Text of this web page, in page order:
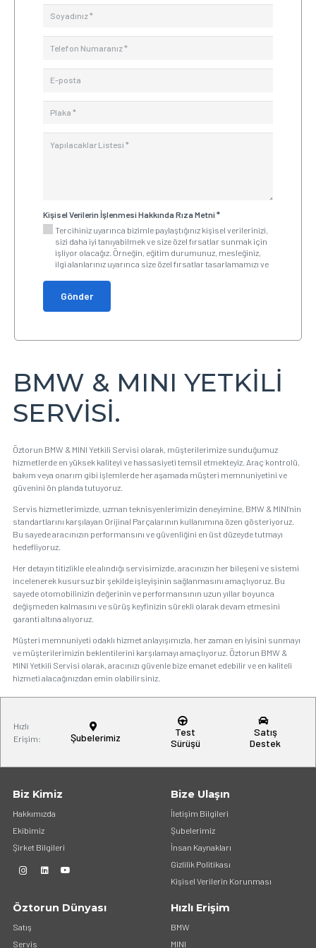
Kişisel Verilerin İşlenmesi Hakkında Rıza Metni *
Tercihiniz uyarınca bizimle paylaştığınız kişisel verilerinizi,
sizi daha iyi tanıyabilmek ve size özel fırsatlar sunmak için
işliyor olacağız. Örneğin, eğitim durumunuz, mesleğiniz,
ilgi alanlarınız uyarınca size özel fırsatlar tasarlamamızı ve
fırsat/hizmetlerden yararlanmanızı sağlıyoruz. Bizimle bu
kapsamdaki kişisel verilerinizi paylaşmak zorunda
olmadığınızın belirtmek isteriz. Kişisel verilerinizi aşağıda
İstenen Kişisel Veriler: Ürün/hizmetlerimize ilişkin tercih,
bilgileriniz; satın alınan ürün, hizmet süreçlerinde veya
anket ve kampanyalarımızda sağladığınız pazarlama
bilgileriniz; mesleğiniz; medeni durumunuz, eğitim
durumunuz; kimlik ve iletişim bilgileriniz, bize sağladığınız
kişisel verilerinizin analizi sonucunda elde edilen
kişiselleştirmek; profilleme, segmentasyon ve pazarlama
analizleri süreçlerini yürütmek; müşterilerimizin ihtiyaç,
tercih ve ilgi alanlarını anlamak; müşterilerimizin
ihtiyaçlarına, tercihlerine ve ilgi alanlarına uygun
belirlemek ve pazarlama faaliyetlerimizin etkinliğini
ölçmek. - Verilerin Faaliyet Kapsamında Aktarılacağı
Taraflar: Yukarıdaki aynı amaçları gerçekleştirebilmek için
destek ve hizmet aldığımız tedarikçiler, iş ortaklarımız,
Gönder
BMW & MINI YETKİLİ
SERVİSİ.
Öztorun BMW & MINI Yetkili Servisi olarak, müşterilerimize sunduğumuz
hizmetlerde en yüksek kaliteyi ve hassasiyeti temsil etmekteyiz. Araç kontrolü,
bakım veya onarım gibi işlemlerde her aşamada müşteri memnuniyetini ve
güvenini ön planda tutuyoruz.
Servis hizmetlerimizde, uzman teknisyenlerimizin deneyimine, BMW & MINI’nin
standartlarını karşılayan Orijinal Parçalarının kullanımına özen gösteriyoruz.
Bu sayede aracınızın performansını ve güvenliğini en üst düzeyde tutmayı
hedefliyoruz.
Her detayın titizlikle ele alındığı servisimizde, aracınızın her bileşeni ve sistemi
incelenerek kusursuz bir şekilde işleyişinin sağlanmasını amaçlıyoruz. Bu
sayede otomobilinizin değerinin ve performansının uzun yıllar boyunca
değişmeden kalmasını ve sürüş keyfinizin sürekli olarak devam etmesini
garanti altına alıyoruz.
Müşteri memnuniyeti odaklı hizmet anlayışımızla, her zaman en iyisini sunmayı
ve müşterilerimizin beklentilerini karşılamayı amaçlıyoruz. Öztorun BMW &
MINI Yetkili Servisi olarak, aracınızı güvenle bize emanet edebilir ve en kaliteli
hizmeti alacağınızdan emin olabilirsiniz.
Hızlı
Erişim:
Şubelerimiz
Test
Sürüşü
Satış
Destek
Biz Kimiz
Hakkımızda
Ekibimiz
Şirket Bilgileri
Bize Ulaşın
İletişim Bilgileri
Şubelerimiz
İnsan Kaynakları
Gizlilik Politikası
Kişisel Verilerin Korunması
Öztorun Dünyası
Satış
Servis
Hızlı Erişim
BMW
MINI